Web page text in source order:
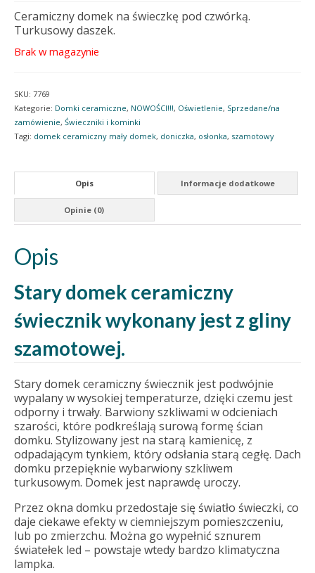
Ceramiczny domek na świeczkę pod czwórką.
Turkusowy daszek.
Brak w magazynie
SKU: 7769
Kategorie: Domki ceramiczne, NOWOŚCI!!!, Oświetlenie, Sprzedane/na
zamówienie, Świeczniki i kominki
Tagi: domek ceramiczny mały domek, doniczka, osłonka, szamotowy
Opis Informacje dodatkowe
Opinie (0)
Opis
Stary domek ceramiczny
świecznik wykonany jest z gliny
szamotowej.
Stary domek ceramiczny świecznik jest podwójnie
wypalany w wysokiej temperaturze, dzięki czemu jest
odporny i trwały. Barwiony szkliwami w odcieniach
szarości, które podkreślają surową formę ścian
domku. Stylizowany jest na starą kamienicę, z
odpadającym tynkiem, który odsłania starą cegłę. Dach
domku przepięknie wybarwiony szkliwem
turkusowym. Domek jest naprawdę uroczy.
Przez okna domku przedostaje się światło świeczki, co
daje ciekawe efekty w ciemniejszym pomieszczeniu,
lub po zmierzchu. Można go wypełnić sznurem
światełek led – powstaje wtedy bardzo klimatyczna
lampka.